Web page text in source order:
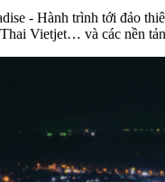
- Hành trình tới đảo
Vietjet… và các nền